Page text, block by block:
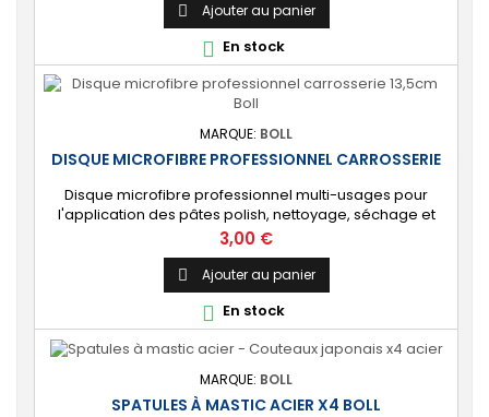
 Ajouter au panier
 En stock
MARQUE: BOLL
DISQUE MICROFIBRE PROFESSIONNEL CARROSSERIE
Disque microfibre professionnel multi-usages pour
l'application des pâtes polish, nettoyage, séchage et
polissage carrosserie automobile. Diamètre 13,5cm
Prix
3,00 €
 Ajouter au panier
 En stock
MARQUE: BOLL
SPATULES À MASTIC ACIER X4 BOLL